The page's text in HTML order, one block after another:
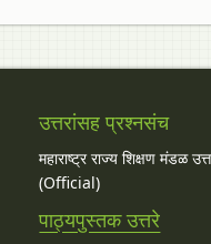
उत्तरांसह प्रश्नसंच
महाराष्ट्र राज्य शिक्षण मंडळ
(Official)
पाठ्यपुस्तक उत्तरे